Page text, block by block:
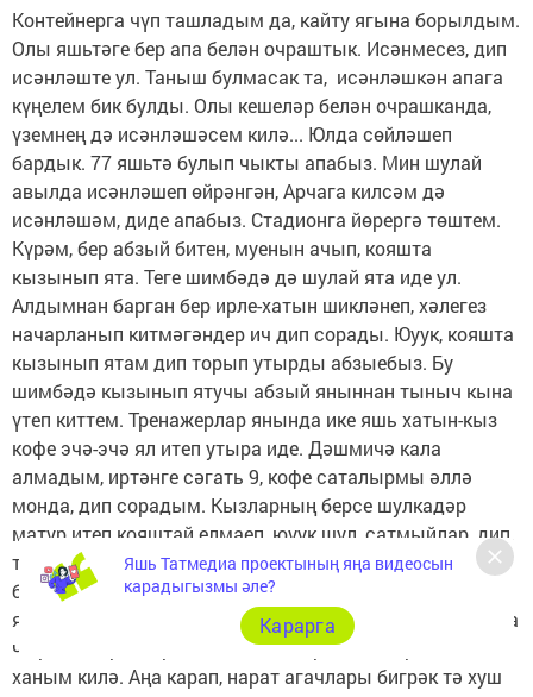
Контейнерга чүп ташладым да, кайту ягына борылдым.
Олы яшьтәге бер апа белән очраштык. Исәнмесез, дип
исәнләште ул. Таныш булмасак та, исәнләшкән апага
күңелем бик булды. Олы кешеләр белән очрашканда,
үземнең дә исәнләшәсем килә... Юлда сөйләшеп
бардык. 77 яшьтә булып чыкты апабыз. Мин шулай
авылда исәнләшеп өйрәнгән, Арчага килсәм дә
исәнләшәм, диде апабыз. Стадионга йөрергә төштем.
Күрәм, бер абзый битен, муенын ачып, кояшта
кызынып ята. Теге шимбәдә дә шулай ята иде ул.
Алдымнан барган бер ирле-хатын шикләнеп, хәлегез
начарланып китмәгәндер ич дип сорады. Юуук, кояшта
кызынып ятам дип торып утырды абзыебыз. Бу
шимбәдә кызынып ятучы абзый яныннан тыныч кына
үтеп киттем. Тренажерлар янында ике яшь хатын-кыз
кофе эчә-эчә ял итеп утыра иде. Дәшмичә кала
алмадым, иртәнге сәгать 9, кофе саталырмы әллә
монда, дип сорадым. Кызларның берсе шулкадәр
матур итеп кояштай елмаеп, юуук шул, сатмыйлар, дип,
тагын бер стакан кофесы булса бирердәй булып җавап
бирде. Рәхмәт, бик күңелем булып китеп бардым
яннарыннан. Юлымны дәвам иттем. Юлның ике ягында
чыршы, наратлар. Ылыс исе... Каршыма бер яшь
ханым килә. Аңа карап, нарат агачлары бигрәк тә хуш
Яшь Татмедиа проектының яңа видеосын
карадыгызмы әле?
Карарга